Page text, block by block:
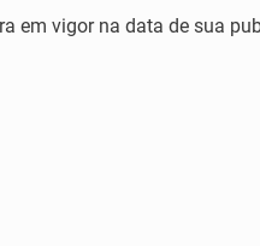
em vigor na data de sua